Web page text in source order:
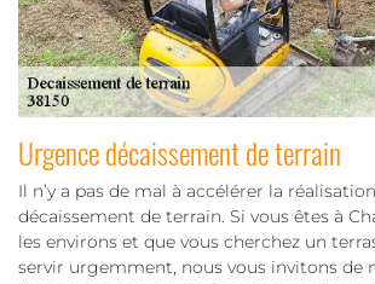
Urgence décaissement de terrain
Il n’y a pas de mal à accélérer la
décaissement de terrain. Si vous êtes à
les environs et que vous cherchez un
servir urgemment, nous vous invitons de